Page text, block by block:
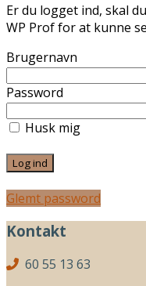
Er du logget ind, skal
WP Prof for at kunne
Brugernavn
Password
Husk mig
Glemt password
Kontakt
60 55 13 63